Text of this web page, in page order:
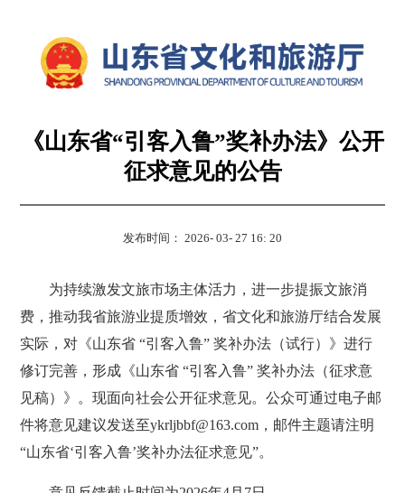
《山东省“引客入鲁”奖补办法》公开
征求意见的公告
发布时间： 2026- 03- 27 16: 20
为持续激发文旅市场主体活力，进一步提振文旅消
费，推动我省旅游业提质增效，省文化和旅游厅结合发展
实际，对《山东省 “引客入鲁” 奖补办法（试行）》进行
修订完善，形成《山东省 “引客入鲁” 奖补办法（征求意
见稿）》。现面向社会公开征求意见。公众可通过电子邮
件将意见建议发送至ykrljbbf@163.com，邮件主题请注明
“山东省‘引客入鲁’奖补办法征求意见”。